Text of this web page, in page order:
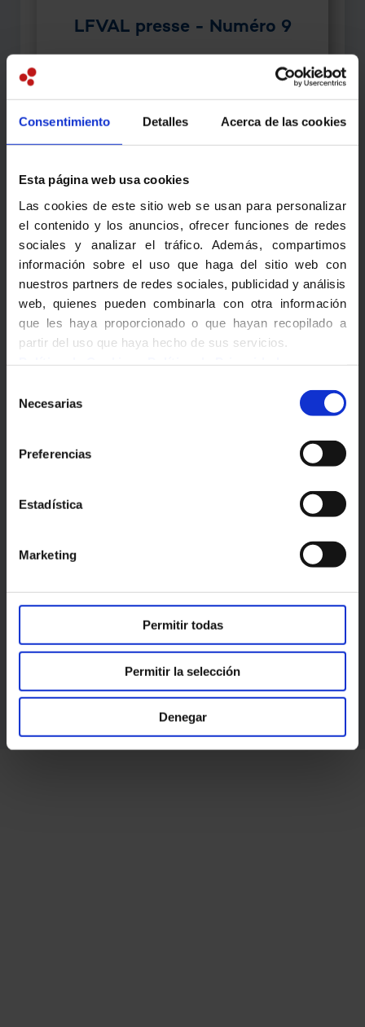
Consentimiento Detalles Acerca de las cookies
Esta página web usa cookies
Las cookies de este sitio web se usan para personalizar
el contenido y los anuncios, ofrecer funciones de redes
sociales y analizar el tráfico. Además, compartimos
información sobre el uso que haga del sitio web con
nuestros partners de redes sociales, publicidad y análisis
web, quienes pueden combinarla con otra información
que les haya proporcionado o que hayan recopilado a
partir del uso que haya hecho de sus servicios.
Necesarias
Preferencias
Estadística
Marketing
Permitir todas
Permitir la selección
Denegar
LFVAL presse - Numéro 9
LFVAL presse - Numéro 8
LFVAL presse - Numéro 7
LFVAL presse - Numéro 5
LFVAL presse - Numéro 4
LFVAL presse - Numéro 3
LFVAL presse - Numéro 2